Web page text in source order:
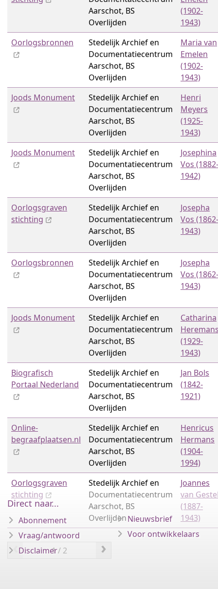
Aarschot, BS
Overlijden
(1902-
1943)
Oorlogsbronnen
Stedelijk Archief en
Documentatiecentrum
Aarschot, BS
Overlijden
Maria van
Emelen
(1902-
1943)
Joods Monument
Stedelijk Archief en
Documentatiecentrum
Aarschot, BS
Overlijden
Henri
Meyers
(1925-
1943)
Joods Monument
Stedelijk Archief en
Documentatiecentrum
Aarschot, BS
Overlijden
Josephina
Vos (1882-
1942)
Oorlogsgraven
stichting
Stedelijk Archief en
Documentatiecentrum
Aarschot, BS
Overlijden
Josepha
Vos (1862-
1943)
Oorlogsbronnen
Stedelijk Archief en
Documentatiecentrum
Aarschot, BS
Overlijden
Josepha
Vos (1862-
1943)
Joods Monument
Stedelijk Archief en
Documentatiecentrum
Aarschot, BS
Overlijden
Catharina
(1929-
1943)
Biografisch
Portaal Nederland
Stedelijk Archief en
Documentatiecentrum
Aarschot, BS
Overlijden
Jan Bols
(1842-
1921)
Online-
begraafplaatsen.nl
Stedelijk Archief en
Documentatiecentrum
Aarschot, BS
Overlijden
Henricus
Hermans
(1904-
1994)
Oorlogsgraven
stichting
Stedelijk Archief en
Documentatiecentrum
Aarschot, BS
Overlijden
Joannes
van
(1887-
1943)
‹ ›
Direct naar...
Abonnement
Vraag/antwoord
Disclaimer
Nieuwsbrief
Voor ontwikkelaars